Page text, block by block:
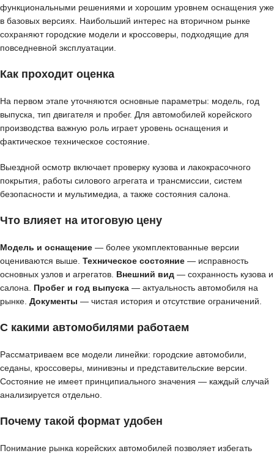
функциональными решениями и хорошим уровнем оснащения уже
в базовых версиях. Наибольший интерес на вторичном рынке
сохраняют городские модели и кроссоверы, подходящие для
повседневной эксплуатации.
Как проходит оценка
На первом этапе уточняются основные параметры: модель, год
выпуска, тип двигателя и пробег. Для автомобилей корейского
производства важную роль играет уровень оснащения и
фактическое техническое состояние.
Выездной осмотр включает проверку кузова и лакокрасочного
покрытия, работы силового агрегата и трансмиссии, систем
безопасности и мультимедиа, а также состояния салона.
Что влияет на итоговую цену
Модель и оснащение — более укомплектованные версии
оцениваются выше. Техническое состояние — исправность
основных узлов и агрегатов. Внешний вид — сохранность кузова и
салона. Пробег и год выпуска — актуальность автомобиля на
рынке. Документы — чистая история и отсутствие ограничений.
С какими автомобилями работаем
Рассматриваем все модели линейки: городские автомобили,
седаны, кроссоверы, минивэны и представительские версии.
Состояние не имеет принципиального значения — каждый случай
анализируется отдельно.
Почему такой формат удобен
Понимание рынка корейских автомобилей позволяет избегать